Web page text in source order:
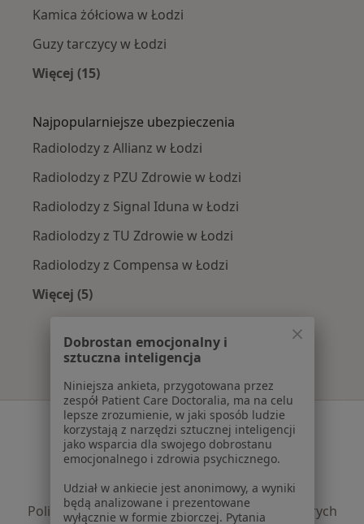
Kamica żółciowa w Łodzi
Guzy tarczycy w Łodzi
Więcej (15)
Najpopularniejsze ubezpieczenia
Radiolodzy z Allianz w Łodzi
Radiolodzy z PZU Zdrowie w Łodzi
Radiolodzy z Signal Iduna w Łodzi
Radiolodzy z TU Zdrowie w Łodzi
Radiolodzy z Compensa w Łodzi
Więcej (5)
Serwis
Regulamin
Polityka prywatności pacjentów
Polityka prywatności profesjonalistów
Polityka prywatności dla profesjonalistów, których
Dobrostan emocjonalny i
sztuczna inteligencja
Niniejsza ankieta, przygotowana przez
zespół Patient Care Doctoralia, ma na celu
lepsze zrozumienie, w jaki sposób ludzie
korzystają z narzędzi sztucznej inteligencji
jako wsparcia dla swojego dobrostanu
emocjonalnego i zdrowia psychicznego.
Udział w ankiecie jest anonimowy, a wyniki
będą analizowane i prezentowane
wyłącznie w formie zbiorczej. Pytania